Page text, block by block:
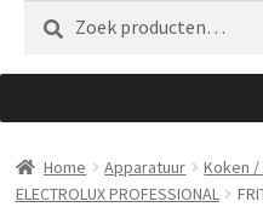
Zoeken
Home Apparatuur Koken
ELECTROLUX PROFESSIONAL